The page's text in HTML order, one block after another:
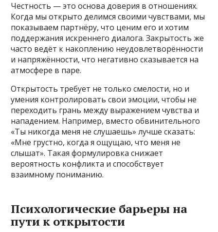
Честность — это основа доверия в отношениях.
Когда мы открыто делимся своими чувствами, мы
показываем партнёру, что ценим его и хотим
поддержания искреннего диалога. Закрытость же
часто ведёт к накоплению неудовлетворённости
и напряжённости, что негативно сказывается на
атмосфере в паре.
Открытость требует не только смелости, но и
умения контролировать свои эмоции, чтобы не
переходить грань между выражением чувства и
нападением. Например, вместо обвинительного
«Ты никогда меня не слушаешь» лучше сказать:
«Мне грустно, когда я ощущаю, что меня не
слышат». Такая формулировка снижает
вероятность конфликта и способствует
взаимному пониманию.
Психологические барьеры на
пути к открытости